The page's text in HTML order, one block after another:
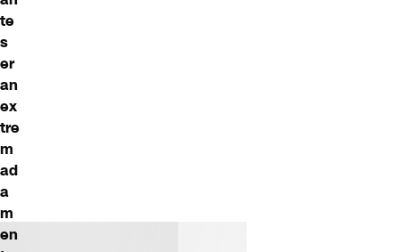
te
s
er
an
ex
tre
m
ad
a
m
en